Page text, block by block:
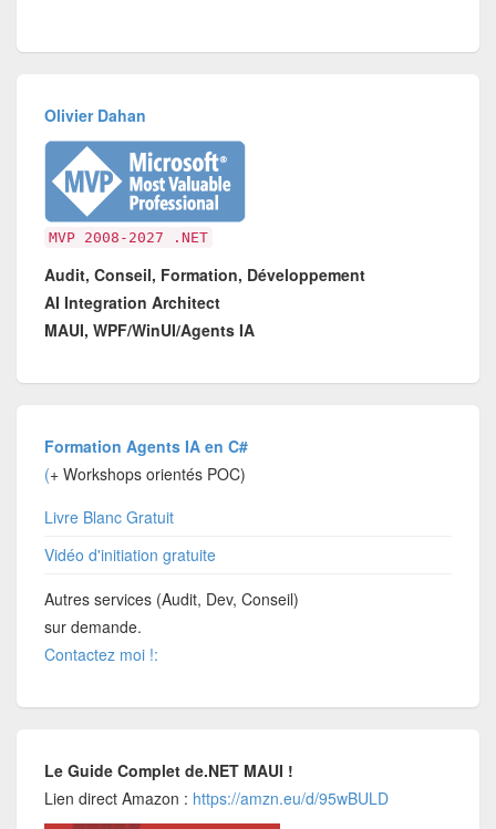
Olivier Dahan
MVP 2008-2027 .NET
Audit, Conseil, Formation, Développement
AI Integration Architect
MAUI, WPF/WinUI/Agents IA
Formation Agents IA en C#
(+ Workshops orientés POC)
Livre Blanc Gratuit
Vidéo d'initiation gratuite
Autres services (Audit, Dev, Conseil)
sur demande.
Contactez moi !:
Le Guide Complet de.NET MAUI !
Lien direct Amazon : https://amzn.eu/d/95wBULD